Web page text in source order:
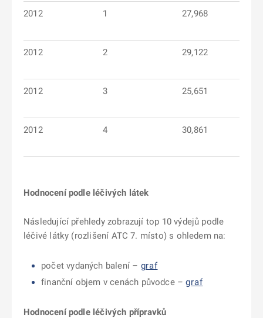
2012 1 27,968
2012 2 29,122
2012 3 25,651
2012 4 30,861
Hodnocení podle léčivých látek
Následující přehledy zobrazují top 10 výdejů podle
léčivé látky (rozlišení ATC 7. místo) s ohledem na:
počet vydaných balení – graf
finanční objem v cenách původce – graf
Hodnocení podle léčivých přípravků